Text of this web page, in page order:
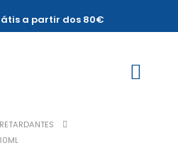
a partir dos 80€
RETARDANTES